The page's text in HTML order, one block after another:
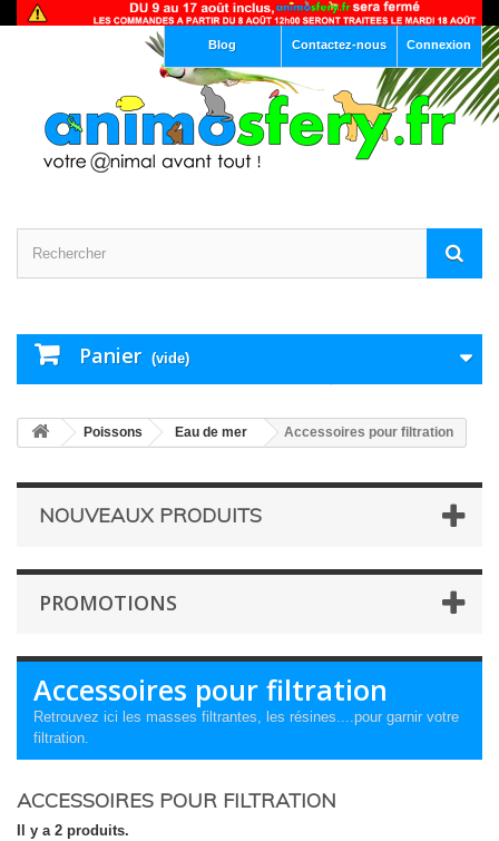
Connexion
Contactez-nous
Blog
Panier (vide)
Poissons Eau de mer Accessoires pour filtration
NOUVEAUX PRODUITS
PROMOTIONS
Accessoires pour filtration
Retrouvez ici les masses filtrantes, les résines....pour garnir votre
filtration.
ACCESSOIRES POUR FILTRATION
Il y a 2 produits.